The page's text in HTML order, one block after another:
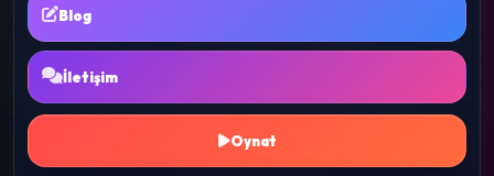
Blog
İletişim
Oynat